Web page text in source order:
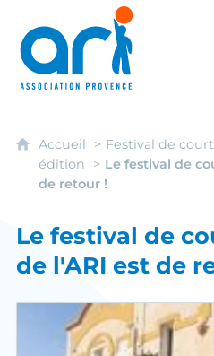
ARI -
Accueil
Festival de
édition
Le festival de
de retour !
Le festival de
de l'ARI est de